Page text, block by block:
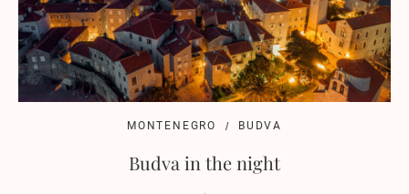
MONTENEGRO BUDVA
Budva in the night